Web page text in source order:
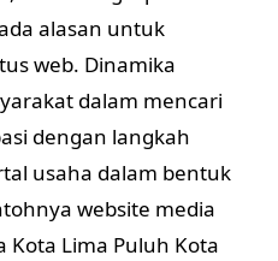
alasan untuk
web. Dinamika
dalam mencari
dengan langkah
usaha dalam bentuk
website media
Kota Lima Puluh Kota